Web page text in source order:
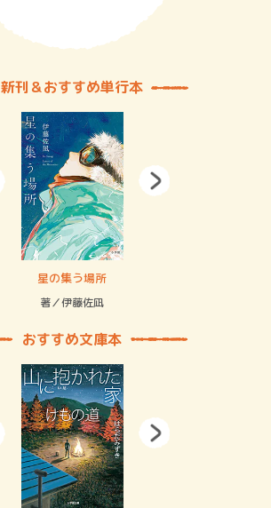
新刊＆おすすめ単行本
星の集う場所
著／伊藤佐凪
おすすめ文庫本